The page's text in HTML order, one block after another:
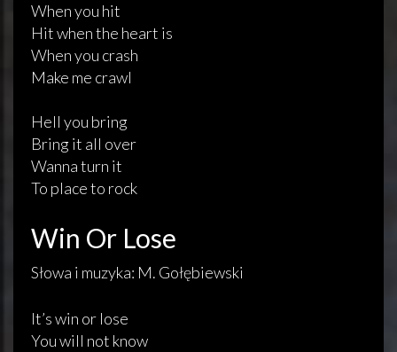
When you hit
Hit when the heart is
When you crash
Make me crawl
Hell you bring
Bring it all over
Wanna turn it
To place to rock
Win Or Lose
Słowa i muzyka: M. Gołębiewski
It’s win or lose
You will not know